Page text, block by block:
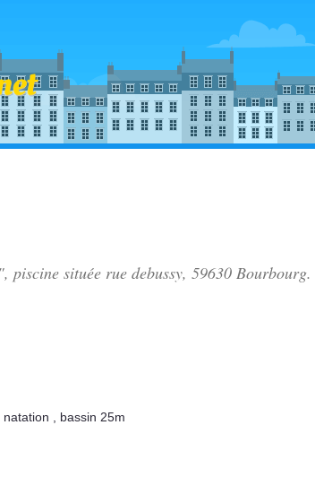
piscine située rue debussy, 59630 Bourbourg.
natation bassin 25m